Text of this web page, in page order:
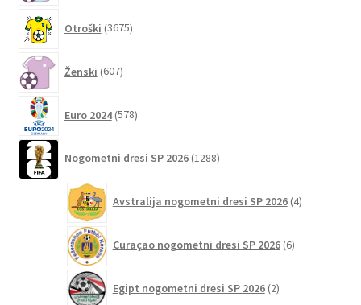
Otroški 3675izdelkov
Ženski 607izdelkov
Euro 2024 578izdelkov
Nogometni dresi SP 2026 1288izdelkov
Avstralija nogometni dresi SP 2026 4izdelki
Curaçao nogometni dresi SP 2026 6izdelkov
Egipt nogometni dresi SP 2026 2izdelka